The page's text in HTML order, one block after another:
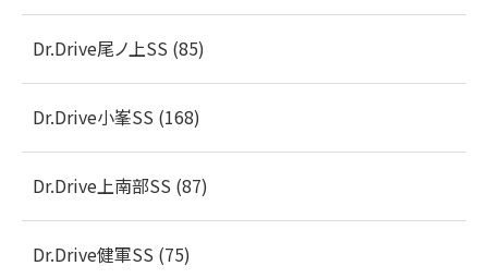
Dr.Drive尾ノ上SS (85)
Dr.Drive小峯SS (168)
Dr.Drive上南部SS (87)
Dr.Drive健軍SS (75)